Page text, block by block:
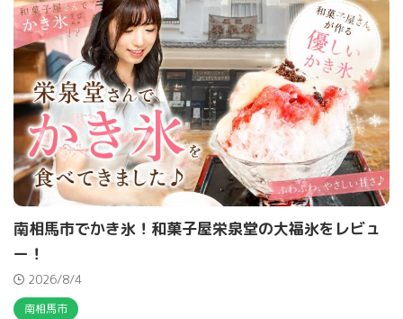
南相馬市でかき氷！和菓子屋栄泉堂の大福氷をレビュ
ー！
2026/8/4
南相馬市